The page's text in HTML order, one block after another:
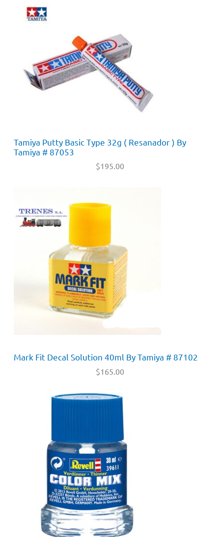
Tamiya Putty Basic Type 32g ( Resanador ) By
Tamiya # 87053
$195.00
Mark Fit Decal Solution 40ml By Tamiya # 87102
$165.00